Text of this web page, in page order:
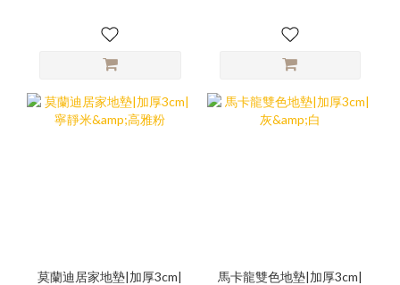
莫蘭迪居家地墊|加厚3cm|
馬卡龍雙色地墊|加厚3cm|